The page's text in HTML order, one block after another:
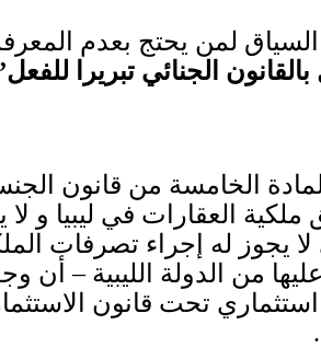
لمن يحتج بعدم
الجنائي تبريرا
الخامسة من قانون
العقارات في ليبيا و
لا يجوز له إجراء تصرفات
من الدولة الليبية – أن
تحت قانون
.